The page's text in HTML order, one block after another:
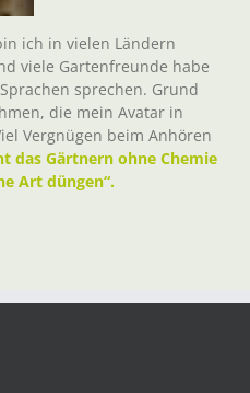
ich in vielen Ländern
viele Gartenfreunde habe
sprechen. Grund
die mein Avatar in
Vergnügen beim Anhören
das Gärtnern ohne Chemie
Art düngen“.